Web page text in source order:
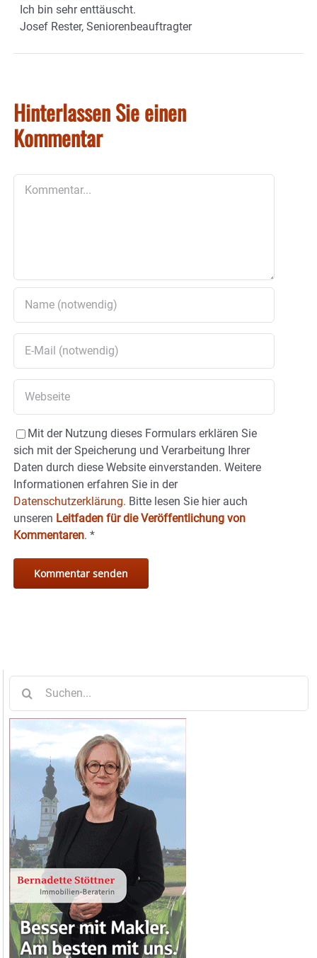
Ich bin sehr enttäuscht.
Josef Rester, Seniorenbeauftragter
Hinterlassen Sie einen
Kommentar
Mit der Nutzung dieses Formulars erklären Sie
sich mit der Speicherung und Verarbeitung Ihrer
Daten durch diese Website einverstanden. Weitere
Informationen erfahren Sie in der
Datenschutzerklärung. Bitte lesen Sie hier auch
unseren Leitfaden für die Veröffentlichung von
Kommentaren. *
nach: